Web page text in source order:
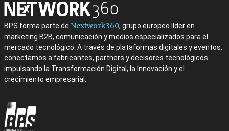
BPS forma parte de Nextwork360, grupo europeo líder en
marketing B2B, comunicación y medios especializados para el
mercado tecnológico. A través de plataformas digitales y eventos,
conectamos a fabricantes, partners y decisores tecnológicos
impulsando la Transformación Digital, la Innovación y el
crecimiento empresarial.